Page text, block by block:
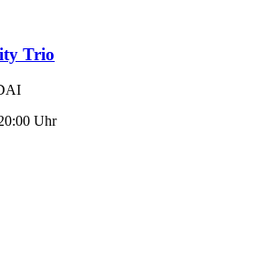
Trio
Uhr